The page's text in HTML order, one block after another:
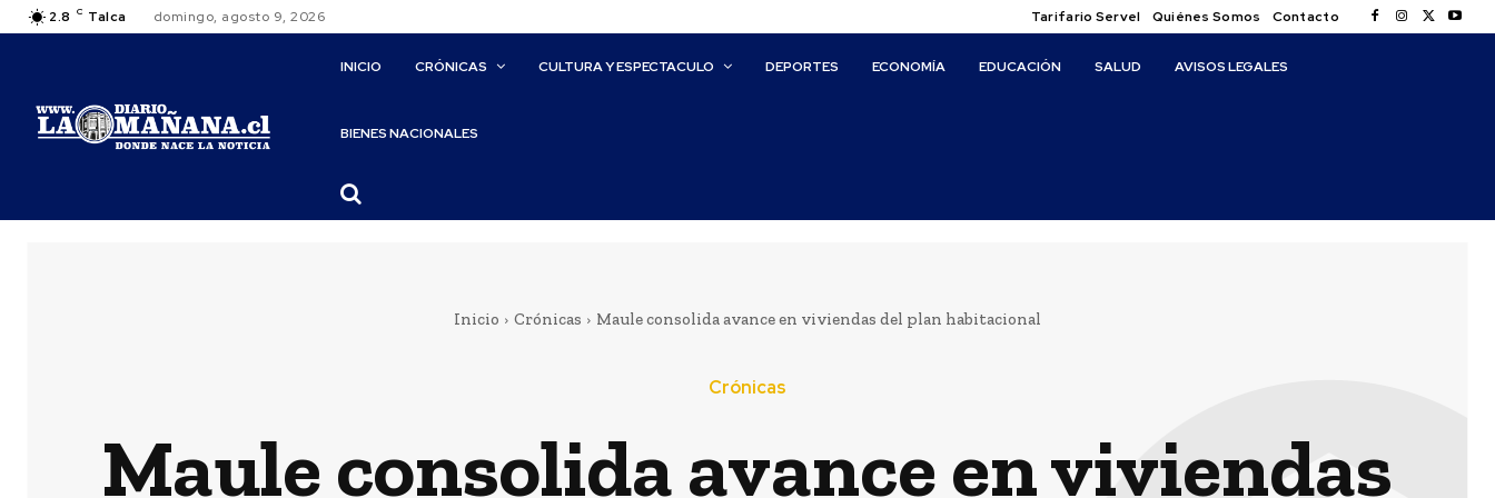
2.8 C Talca domingo, agosto 9, 2026 Tarifario Servel Quiénes Somos Contacto
INICIO CRÓNICAS CULTURA Y ESPECTACULO DEPORTES ECONOMÍA EDUCACIÓN SALUD AVISOS LEGALES
BIENES NACIONALES
Inicio Crónicas Maule consolida avance en viviendas del plan habitacional
Crónicas
Maule consolida avance en viviendas